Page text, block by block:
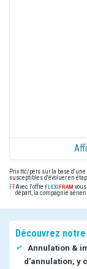
Prix ttc/pers sur la base
susceptibles d'évoluer en
Avec l'offre
départ, la compagnie
Découvrez
Annulation &
d'annulation, y